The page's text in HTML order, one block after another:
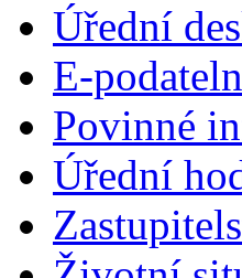
Úřední
E-
Povinné
Úřední